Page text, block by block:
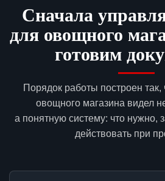
Сначала
для овощного
готовим
Порядок работы построен так,
овощного магазина видел
а понятную систему: что нужно,
действовать при